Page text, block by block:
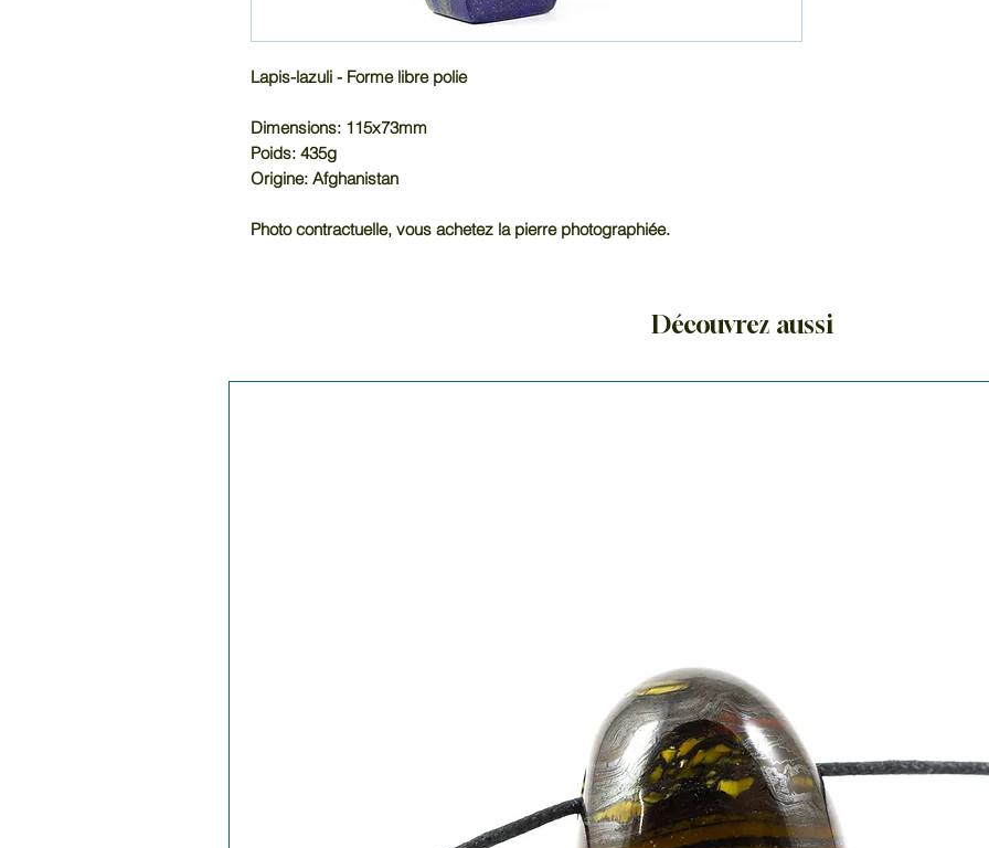
Lapis-lazuli - Forme libre polie
Dimensions: 115x73mm
Poids: 435g
Origine: Afghanistan
Photo contractuelle, vous achetez la pierre photographiée.
Découvrez aussi